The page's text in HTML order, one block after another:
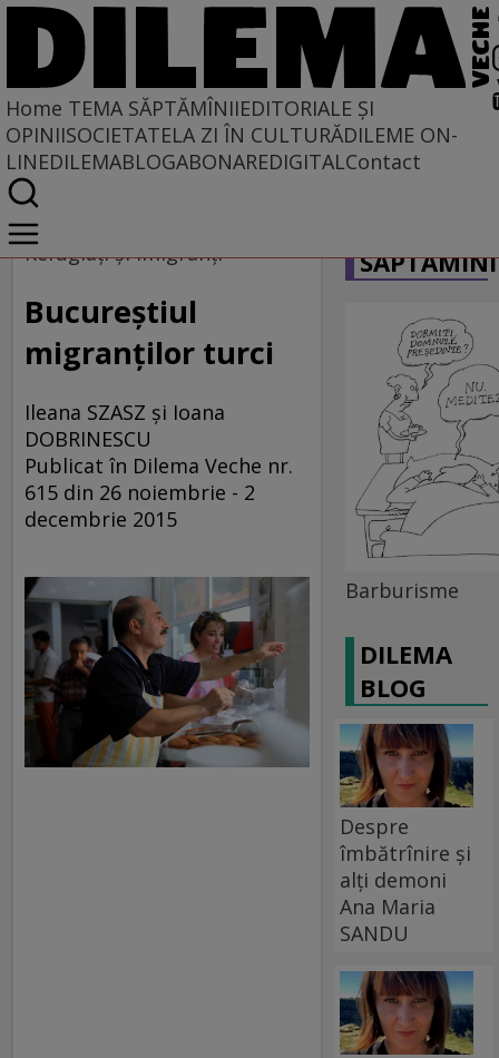
Home TEMA SĂPTĂMÎNIIEDITORIALE ȘI
OPINIISOCIETATELA ZI ÎN CULTURĂDILEME ON-
LINEDILEMABLOGABONAREDIGITALContact
Home
Tema săptămînii
Refugiaţi şi imigranţi
Bucureştiul
migranţilor turci
Ileana SZASZ şi Ioana
DOBRINESCU
Publicat în Dilema Veche nr.
615 din 26 noiembrie - 2
decembrie 2015
Barburisme
DILEMA
BLOG
Despre
îmbătrînire și
alți demoni
Ana Maria
SANDU